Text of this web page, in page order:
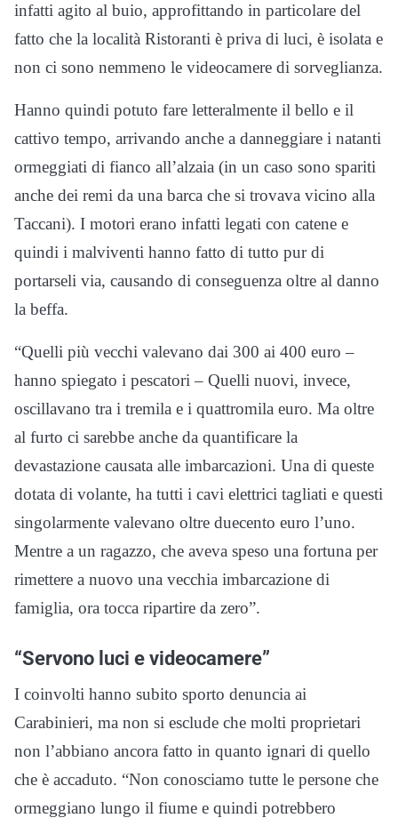
infatti agito al buio, approfittando in particolare del
fatto che la località Ristoranti è priva di luci, è isolata e
non ci sono nemmeno le videocamere di sorveglianza.
Hanno quindi potuto fare letteralmente il bello e il
cattivo tempo, arrivando anche a danneggiare i natanti
ormeggiati di fianco all’alzaia (in un caso sono spariti
anche dei remi da una barca che si trovava vicino alla
Taccani). I motori erano infatti legati con catene e
quindi i malviventi hanno fatto di tutto pur di
portarseli via, causando di conseguenza oltre al danno
la beffa.
“Quelli più vecchi valevano dai 300 ai 400 euro –
hanno spiegato i pescatori – Quelli nuovi, invece,
oscillavano tra i tremila e i quattromila euro. Ma oltre
al furto ci sarebbe anche da quantificare la
devastazione causata alle imbarcazioni. Una di queste
dotata di volante, ha tutti i cavi elettrici tagliati e questi
singolarmente valevano oltre duecento euro l’uno.
Mentre a un ragazzo, che aveva speso una fortuna per
rimettere a nuovo una vecchia imbarcazione di
famiglia, ora tocca ripartire da zero”.
“Servono luci e videocamere”
I coinvolti hanno subito sporto denuncia ai
Carabinieri, ma non si esclude che molti proprietari
non l’abbiano ancora fatto in quanto ignari di quello
che è accaduto. “Non conosciamo tutte le persone che
ormeggiano lungo il fiume e quindi potrebbero